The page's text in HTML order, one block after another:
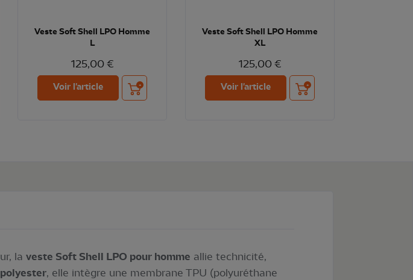
Veste Soft Shell LPO Homme
L
125,00 €
Voir l'article Ajouter au panier
Veste Soft Shell LPO Homme
XL
125,00 €
Voir l'article Ajouter au panier
la veste Soft Shell LPO pour homme allie technicité,
, elle intègre une membrane TPU (polyuréthane